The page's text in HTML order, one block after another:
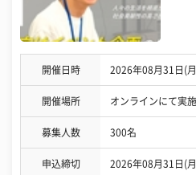
開催日時 2026年08月31日(
開催場所 オンラインにて実施
募集人数 300名
申込締切 2026年08月31日(